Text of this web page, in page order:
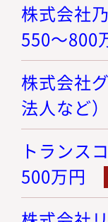
株式会社
550～800
株式会社
法人など
トランス
500万円